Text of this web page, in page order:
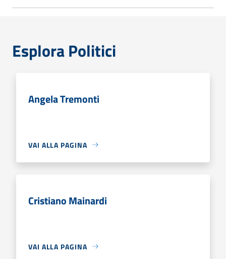
Esplora Politici
Angela Tremonti
VAI ALLA PAGINA
Cristiano Mainardi
VAI ALLA PAGINA